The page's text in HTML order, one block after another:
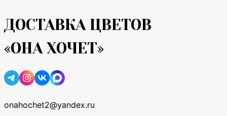
ДОСТАВКА ЦВЕТОВ
«ОНА ХОЧЕТ»
onahochet2@yandex.ru